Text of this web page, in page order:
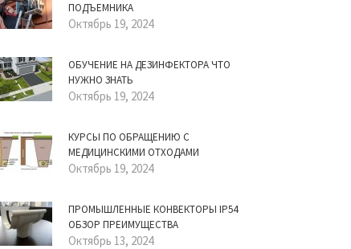
ПОДЪЕМНИКА
Октябрь 19, 2024
ОБУЧЕНИЕ НА ДЕЗИНФЕКТОРА ЧТО
НУЖНО ЗНАТЬ
Октябрь 19, 2024
КУРСЫ ПО ОБРАЩЕНИЮ С
МЕДИЦИНСКИМИ ОТХОДАМИ
Октябрь 19, 2024
ПРОМЫШЛЕННЫЕ КОНВЕКТОРЫ IP54
ОБЗОР ПРЕИМУЩЕСТВА
Октябрь 13, 2024